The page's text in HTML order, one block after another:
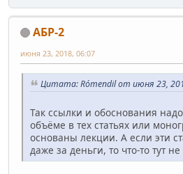
АБР-2
июня 23, 2018, 06:07
Цитата: Rómendil от июня 23,
Так ссылки и обоснования
объёме в тех статьях или
основаны лекции. А если эти
даже за деньги, то что-то тут не